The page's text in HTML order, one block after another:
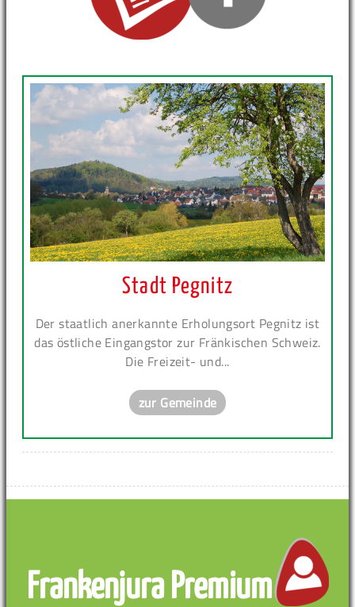
Stadt Pegnitz
Der staatlich anerkannte Erholungsort Pegnitz ist
das östliche Eingangstor zur Fränkischen Schweiz.
Die Freizeit- und...
zur Gemeinde
Frankenjura Premium